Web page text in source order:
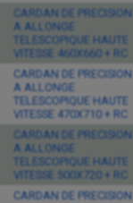
CARDAN DE PRECISION
A ALLONGE
TELESCOPIQUE HAUTE
VITESSE 460X660 + RC
CARDAN DE PRECISION
A ALLONGE
TELESCOPIQUE HAUTE
VITESSE 470X710 + RC
CARDAN DE PRECISION
A ALLONGE
TELESCOPIQUE HAUTE
VITESSE 500X720 + RC
CARDAN DE PRECISION